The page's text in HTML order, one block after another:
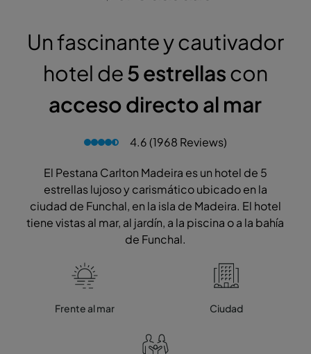
Un fascinante y cautivador
hotel de5 estrellascon
acceso directo al mar
4.6 (1968 Reviews)
El Pestana Carlton Madeira es un hotel de 5
estrellas lujoso y carismático ubicado en la
ciudad de Funchal, en la isla de Madeira. El hotel
tiene vistas al mar, al jardín, a la piscina o a la bahía
de Funchal.
Frente al mar Ciudad